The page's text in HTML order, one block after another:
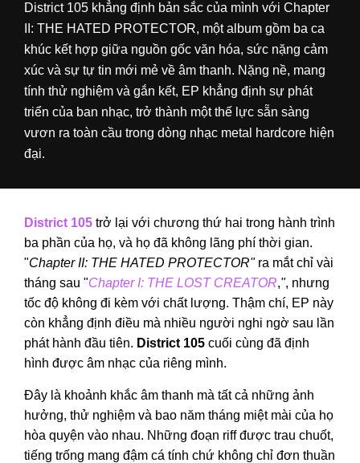
District 105 khẳng định bản sắc của mình với Chapter
II: THE HATED PROTECTOR, một album gồm ba ca
khúc kết hợp giữa nguồn gốc văn hóa, sức nặng cảm
xúc và sự tự tin mới mẻ về âm thanh. Nặng nề, mang
tính thử nghiệm và gắn kết, EP khẳng định sự phát
triển của ban nhạc, trở thành một thế lực sẵn sàng
vươn ra toàn cầu trong dòng nhạc metal hardcore hiện
đại.
District 105 trở lại với chương thứ hai trong hành trình
ba phần của họ, và họ đã không lãng phí thời gian.
"Chapter II: THE HATED PROTECTOR"ra mắt chỉ vài
tháng sau "Chapter I: THE LOST CREATOR,", nhưng
tốc độ không đi kèm với chất lượng. Thậm chí, EP này
còn khẳng định điều mà nhiều người nghi ngờ sau lần
phát hành đầu tiên. District 105 cuối cùng đã định
hình được âm nhạc của riêng mình.
Đây là khoảnh khắc âm thanh mà tất cả những ảnh
hưởng, thử nghiệm và bao năm tháng miệt mài của họ
hòa quyện vào nhau. Những đoạn riff được trau chuốt,
tiếng trống mang đậm cá tính chứ không chỉ đơn thuần